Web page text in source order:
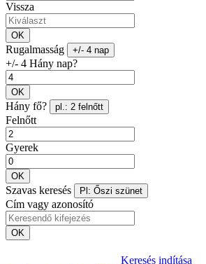
Vissza
OK
Rugalmasság +/- 4 nap
+/- 4 Hány nap?
OK
Hány fő? pl.: 2 felnőtt
Felnőtt
Gyerek
OK
Szavas keresés Pl: Őszi szünet
Cím vagy azonosító
OK
Keresés indítása